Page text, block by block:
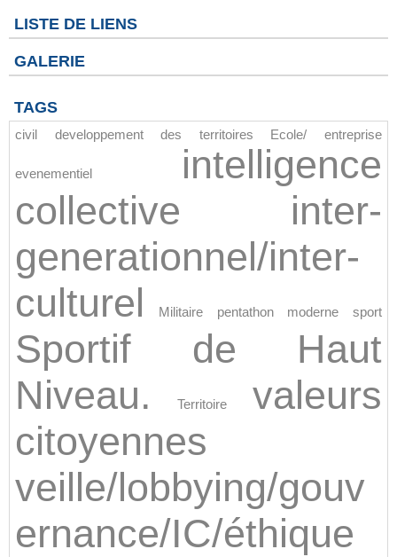
LISTE DE LIENS
GALERIE
TAGS
civil developpement des territoires Ecole/ entreprise
evenementiel
intelligence
collective
inter-
generationnel/inter-
culturel
Militaire pentathon moderne sport
Sportif de Haut
Niveau.
Territoire
valeurs
citoyennes
veille/lobbying/gouv
ernance/IC/éthique